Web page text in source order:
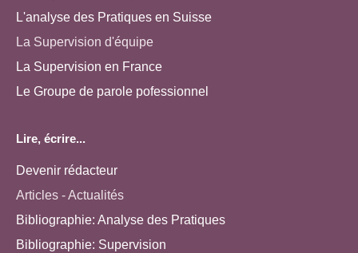
L'analyse des Pratiques en Suisse
La Supervision d'équipe
La Supervision en France
Le Groupe de parole pofessionnel
Lire, écrire...
Devenir rédacteur
Articles - Actualités
Bibliographie: Analyse des Pratiques
Bibliographie: Supervision